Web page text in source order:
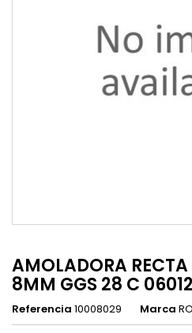
AMOLADORA
8MM GGS 28 C
Referencia 10008029 Marca